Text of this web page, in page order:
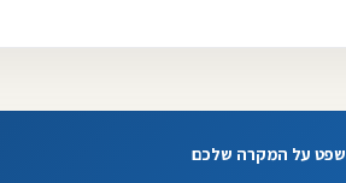
משפט על המקרה שלכם